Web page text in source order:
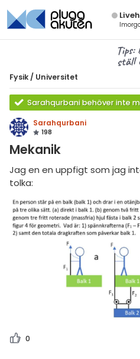
Fysik / Universitet
Sarahqurbani behöver inte
Sarahqurbani
198
Mekanik
Jag en en uppfigt som jag
tolka:
0
& Bygg
diskussioner